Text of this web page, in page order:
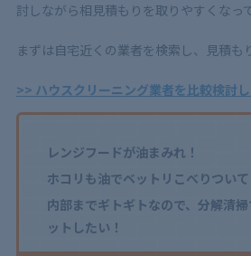
討しながら相見積もりを取りやすくなっ
まずは自宅近くの業者を検索し、見積も
>> ハウスクリーニング業者を比較検討
レンジフードが油まみれ！
ホコリも油でベットリこべりついて
内部までギトギトなので、分解清掃
ットしたい！